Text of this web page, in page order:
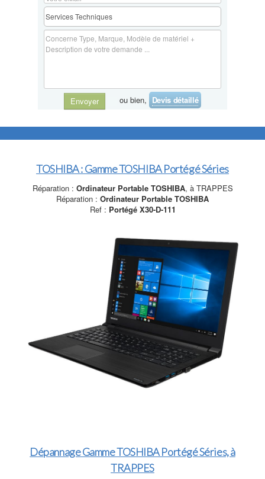
Envoyer ou bien, Devis détaillé
TOSHIBA : Gamme TOSHIBA Portégé Séries
Réparation : Ordinateur Portable TOSHIBA, à TRAPPES
Réparation : Ordinateur Portable TOSHIBA
Ref : Portégé X30-D-111
Dépannage Gamme TOSHIBA Portégé Séries, à
TRAPPES